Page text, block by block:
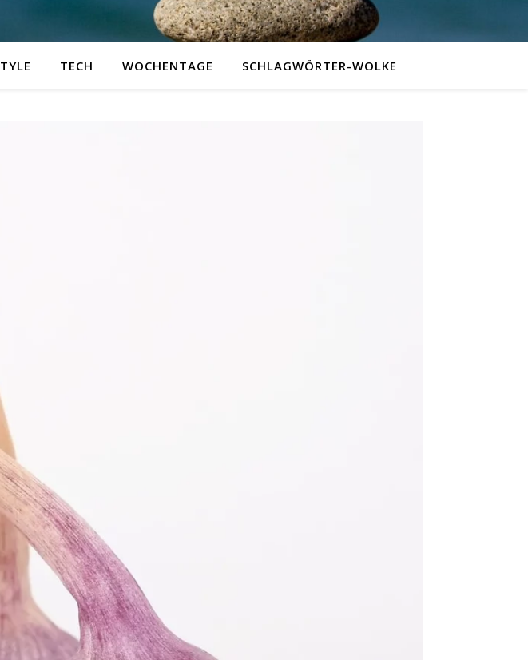
TECH WOCHENTAGE SCHLAGWÖRTER-WOLKE